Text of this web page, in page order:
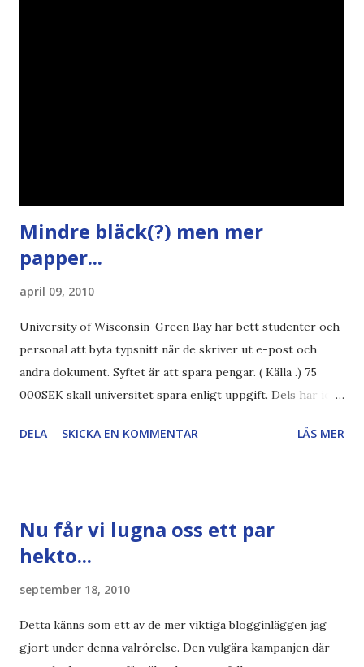
Mindre bläck(?) men mer
papper...
april 09, 2010
University of Wisconsin-Green Bay har bett studenter och
personal att byta typsnitt när de skriver ut e-post och
andra dokument. Syftet är att spara pengar. ( Källa .) 75
000SEK skall universitet spara enligt uppgift. Dels har iofs
"bläck". Dels så undrar jag om de 30% besparingar -
min bloggläsarundersökning Läs även andra bloggares
åsikter om Century Gothic , besparingar , Ecofont ,
DN , Ex
DELA SKICKA EN KOMMENTAR LÄS MER
Nu får vi lugna oss ett par
hekto...
september 18, 2010
Detta känns som ett av de mer viktiga blogginläggen jag
gjort under denna valrörelse. Den vulgära kampanjen där